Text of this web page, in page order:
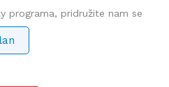
programa, pridružite nam se